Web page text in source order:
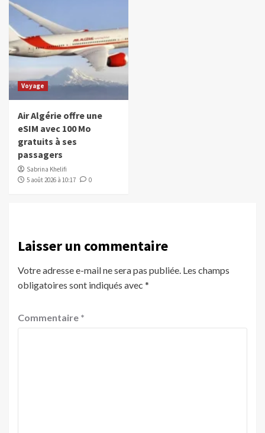
Voyage
Air Algérie offre une
eSIM avec 100 Mo
gratuits à ses
passagers
Sabrina Khelifi
5 août 2026 à 10:17
0
Laisser un commentaire
Votre adresse e-mail ne sera pas publiée. Les champs
obligatoires sont indiqués avec *
Commentaire *